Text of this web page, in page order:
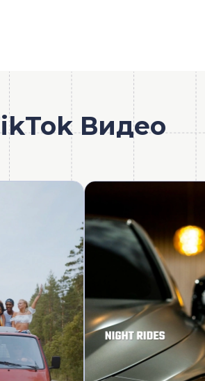
Видео